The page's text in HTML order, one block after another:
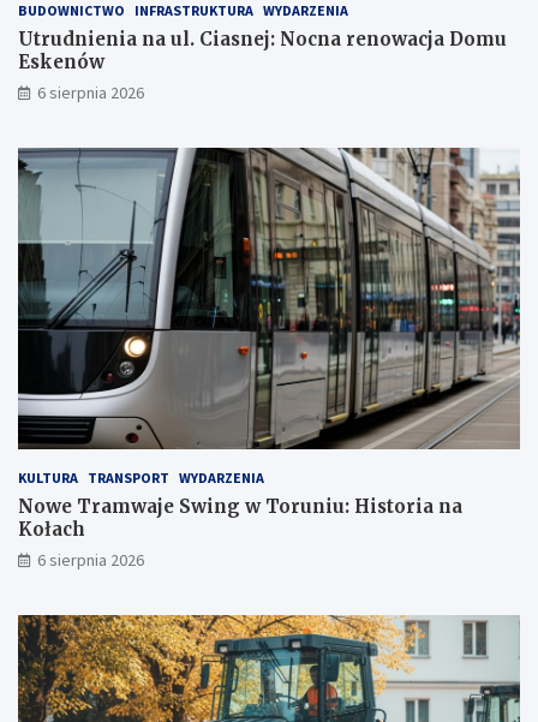
e
j
:
N
o
n
a
n
w
a
c
D
o
m
u
E
s
k
e
w
u
n
i
u
:
i
s
r
a
n
a
ł
a
c
h
BUDOWNICTWO INFRASTRUKTURA WYDARZENIA
Utrudnienia na ul. Ciasnej: Nocna renowacja Domu
Eskenów
6 sierpnia 2026
KULTURA TRANSPORT WYDARZENIA
Nowe Tramwaje Swing w Toruniu: Historia na
Kołach
6 sierpnia 2026